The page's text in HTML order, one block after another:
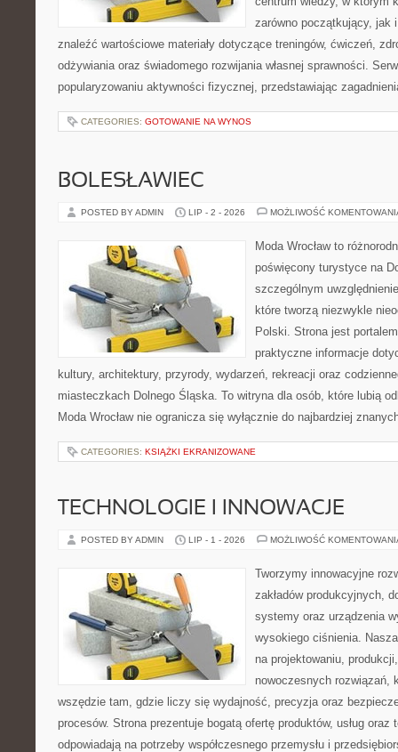
zarówno początkujący, jak
znaleźć wartościowe materiały dotyczące treningów, ćwiczeń,
odżywiania oraz świadomego rozwijania własnej sprawności.
popularyzowaniu aktywności fizycznej, przedstawiając
CATEGORIES: GOTOWANIE NA WYNOS
BOLESŁAWIEC
POSTED BY ADMIN LIP - 2 - 2026 MOŻLIWOŚĆ
Moda Wrocław to
poświęcony turystyce na
szczególnym
które tworzą niezwykle
Polski. Strona jest
praktyczne informacje
kultury, architektury, przyrody, wydarzeń, rekreacji oraz
miasteczkach Dolnego Śląska. To witryna dla osób, które lubią
Moda Wrocław nie ogranicza się wyłącznie do najbardziej
CATEGORIES: KSIĄŻKI EKRANIZOWANE
TECHNOLOGIE I INNOWACJE
POSTED BY ADMIN LIP - 1 - 2026 MOŻLIWOŚĆ
Tworzymy innowacyjne
zakładów produkcyjnych,
systemy oraz urządzenia
wysokiego ciśnienia.
na projektowaniu,
nowoczesnych rozwiązań,
wszędzie tam, gdzie liczy się wydajność, precyzja oraz
procesów. Strona prezentuje bogatą ofertę produktów, usług oraz
odpowiadają na potrzeby współczesnego przemysłu i